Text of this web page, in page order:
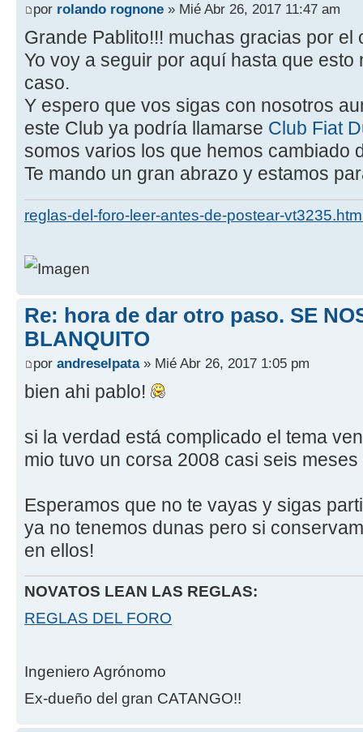
por rolando rognone » Mié Abr 26, 2017 11:47 am
Grande Pablito!!! muchas gracias por el
Yo voy a seguir por aquí hasta que esto
caso.
Y espero que vos sigas con nosotros
este Club ya podría llamarse Club Fiat
somos varios los que hemos cambiado
Te mando un gran abrazo y estamos
reglas-del-foro-leer-antes-de-postear-
Re: hora de dar otro paso. SE
BLANQUITO
por andreselpata» Mié Abr 26, 2017 1:05 pm
bien ahi pablo!
si la verdad está complicado el tema
mio tuvo un corsa 2008 casi seis
Esperamos que no te vayas y sigas
ya no tenemos dunas pero si
en ellos!
NOVATOS LEAN LAS REGLAS:
REGLAS DEL FORO
Ingeniero Agrónomo
Ex-dueño del gran CATANGO!!